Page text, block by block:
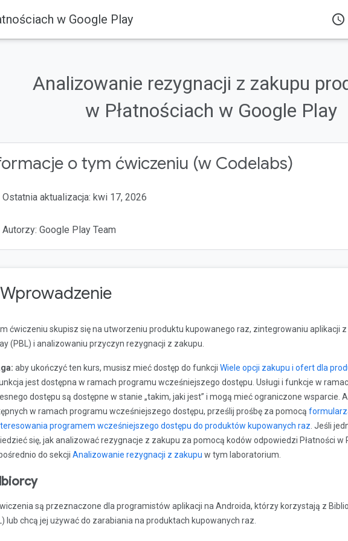
w Google Play access_time
Analizowanie rezygnacji z zakupu
w Płatnościach w Google Play
o tym ćwiczeniu (w Codelabs)
Ostatnia aktualizacja: kwi 17, 2026
Autorzy: Google Play Team
ćwiczeniu skupisz się na utworzeniu produktu kupowanego raz, zintegrowaniu aplikacji z
(PBL) i analizowaniu przyczyn rezygnacji z zakupu.
aby ukończyć ten kurs, musisz mieć dostęp do funkcji Wiele opcji zakupu i ofert dla
jest dostępna w ramach programu wcześniejszego dostępu. Usługi i funkcje w
dostępu są dostępne w stanie „takim, jaki jest” i mogą mieć ograniczone wsparcie.
w ramach programu wcześniejszego dostępu, prześlij prośbę za pomocą
programem wcześniejszego dostępu do produktów kupowanych raz . Jeśli
się, jak analizować rezygnacje z zakupu za pomocą kodów odpowiedzi Płatności w
do sekcji Analizowanie rezygnacji z zakupu w tym laboratorium.
są przeznaczone dla programistów aplikacji na Androida, którzy korzystają z
lub chcą jej używać do zarabiania na produktach kupowanych raz.